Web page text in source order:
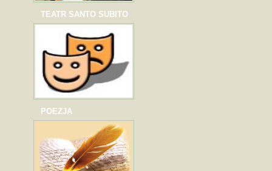
TEATR SANTO SUBITO
POEZJA